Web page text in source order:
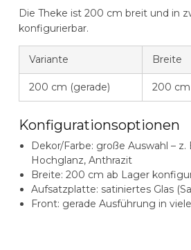
Die Theke ist 200 cm breit und in
konfigurierbar.
Variante Breite
200 cm (gerade) 200 cm
Konfigurationsoptionen
Dekor/Farbe: große Auswahl – z.
Hochglanz, Anthrazit
Breite: 200 cm ab Lager
Aufsatzplatte: satiniertes Glas
Front: gerade Ausführung in